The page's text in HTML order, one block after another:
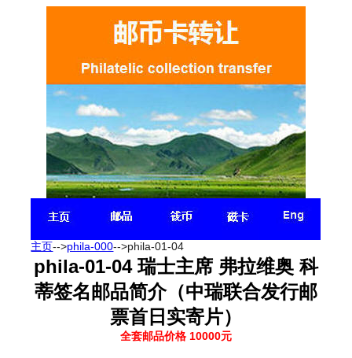
主页-->phila-000-->phila-01-04
phila-01-04 瑞士主席 弗拉维奥 科
蒂签名邮品简介（中瑞联合发行邮
票首日实寄片）
全套邮品价格 10000元